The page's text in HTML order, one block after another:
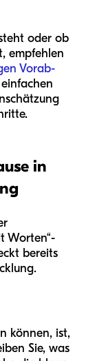
oder ob
empfehlen
Vorab-
in
Worten“-
bereits
können, ist,
Sie, was